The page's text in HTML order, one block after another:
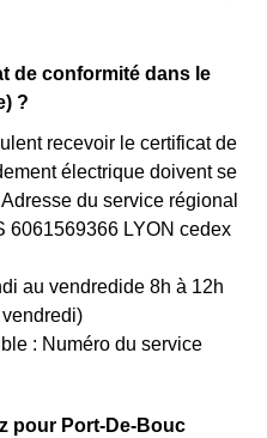
de conformité dans le
?
recevoir le certificat de
électrique doivent se
du service régional
6061569366 LYON cedex
au vendredide 8h à 12h
: Numéro du service
pour Port-De-Bouc